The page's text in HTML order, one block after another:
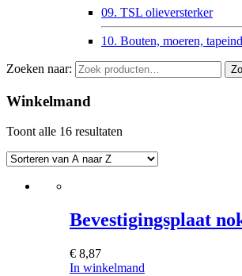
09. TSL olieversterker
10. Bouten, moeren,
Zoeken naar:
Winkelmand
Toont alle 16 resultaten
Bevestigingsplaat
€ 8,87
In winkelmand